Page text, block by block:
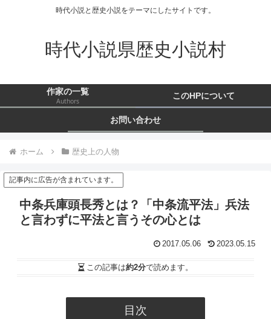
時代小説と歴史小説をテーマにしたサイトです。
時代小説県歴史小説村
作家の一覧
Authors
このHPについて
お問い合わせ
ホーム 歴史上の人物
記事内に広告が含まれています。
中条兵庫頭長秀とは？「中条流平法」兵法
と言わずに平法と言うその心とは
2017.05.06 2023.05.15
この記事は約2分で読めます。
目次